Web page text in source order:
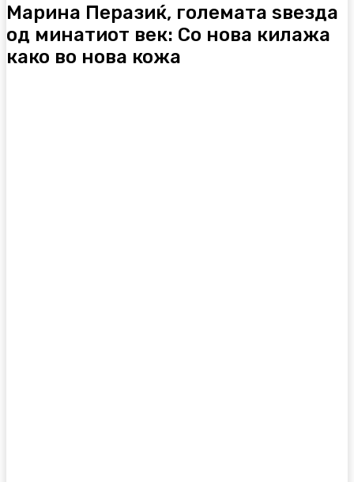
Марина Перазиќ, големата ѕвезда
од минатиот век: Со нова килажа
како во нова кожа